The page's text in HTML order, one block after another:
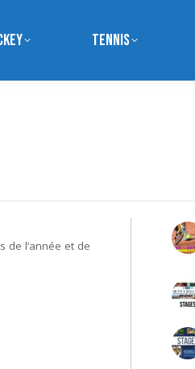
Tennis
de l’année et de